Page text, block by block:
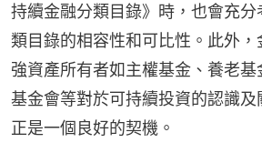
持續金融分類目錄》時，也會充
類目錄的相容性和可比性。此外
強資產所有者如主權基金、養老基
基金會等對於可持續投資的認識及
正是一個良好的契機。